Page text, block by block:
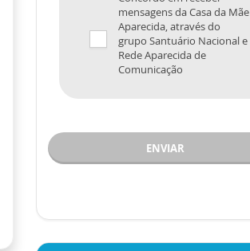
mensagens da Casa da Mãe
Aparecida, através do
grupo Santuário Nacional e
Rede Aparecida de
Comunicação
ENVIAR